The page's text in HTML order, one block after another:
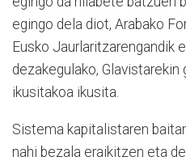
egingo dela diot, Arabako
Eusko Jaurlaritzarengandik
dezakegulako, Glavistarekin
ikusitakoa ikusita.
Sistema kapitalistaren
nahi bezala eraikitzen eta